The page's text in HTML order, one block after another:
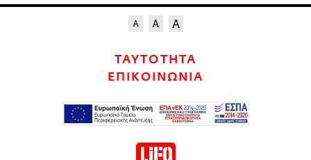
ΤΑΥΤΟΤΗΤΑ
ΕΠΙΚΟΙΝΩΝΙΑ